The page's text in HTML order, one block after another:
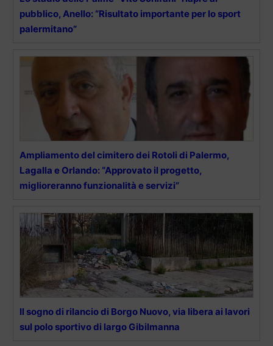
pubblico, Anello: “Risultato importante per lo sport
palermitano”
Ampliamento del cimitero dei Rotoli di Palermo,
Lagalla e Orlando: “Approvato il progetto,
miglioreranno funzionalità e servizi”
Il sogno di rilancio di Borgo Nuovo, via libera ai lavori
sul polo sportivo di largo Gibilmanna